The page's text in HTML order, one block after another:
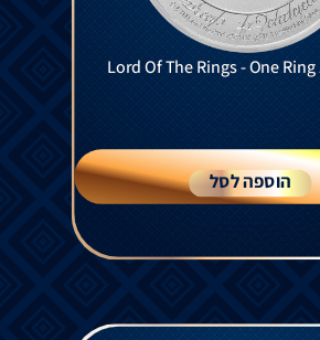
Lord Of The Rings - One Ring
הוספה לסל